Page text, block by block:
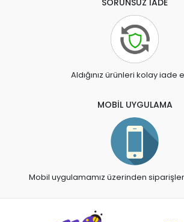
Aldığınız ürünleri kolay iade
MOBİL UYGULAMA
Mobil uygulamamız üzerinden